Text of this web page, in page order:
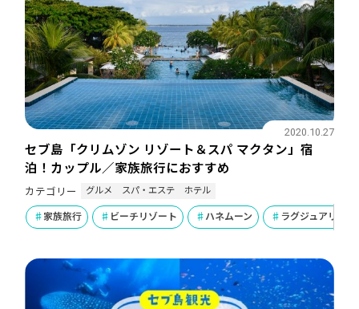
セブ島「クリムゾン リゾート＆スパ マクタン」宿
泊！カップル／家族旅行におすすめ
2020.10.27
カテゴリー グルメ スパ・エステ ホテル
家族旅行 ビーチリゾート ハネムーン ラグジュアリー